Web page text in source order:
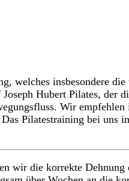
welches insbesondere
Hubert Pilates, der
Wir
Pilatestraining bei
wir die korrekte